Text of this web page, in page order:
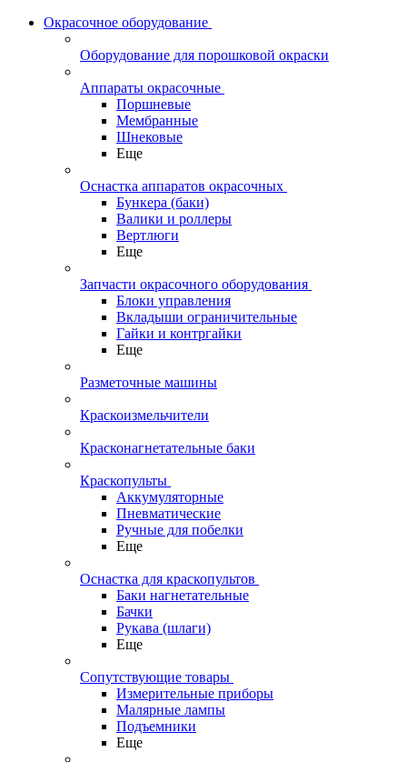
Окрасочное оборудование
Оборудование для порошковой окраски
Аппараты окрасочные
Поршневые
Мембранные
Шнековые
Еще
Оснастка аппаратов окрасочных
Бункера (баки)
Валики и роллеры
Вертлюги
Еще
Запчасти окрасочного оборудования
Блоки управления
Вкладыши ограничительные
Гайки и контргайки
Еще
Разметочные машины
Краскоизмельчители
Красконагнетательные баки
Краскопульты
Аккумуляторные
Пневматические
Ручные для побелки
Еще
Оснастка для краскопультов
Баки нагнетательные
Бачки
Рукава (шлаги)
Еще
Сопутствующие товары
Измерительные приборы
Малярные лампы
Подъемники
Еще